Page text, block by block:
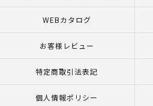
WEBカタログ
お客様レビュー
特定商取引法表記
個人情報ポリシー